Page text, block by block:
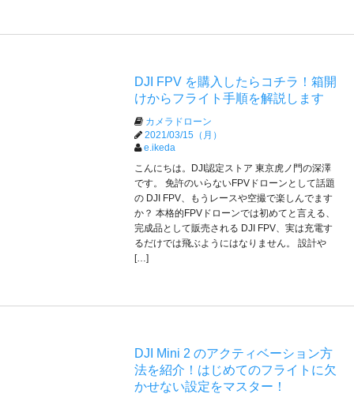
DJI FPV を購入したらコチラ！箱開
けからフライト手順を解説します
カメラドローン
2021/03/15（月）
e.ikeda
こんにちは。DJI認定ストア 東京虎ノ門の深澤
です。 免許のいらないFPVドローンとして話題
の DJI FPV、もうレースや空撮で楽しんでます
か？ 本格的FPVドローンでは初めてと言える、
完成品として販売される DJI FPV、実は充電す
るだけでは飛ぶようにはなりません。 設計や
[…]
DJI Mini 2 のアクティベーション方
法を紹介！はじめてのフライトに欠
かせない設定をマスター！